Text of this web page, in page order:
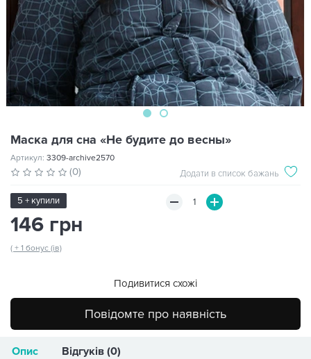
Маска для сна «Не будите до весны»
Артикул: 3309-archive2570
(0) Додати в список бажань
5 + купили
146 грн
( + 1 бонус (ів)
Подивитися схожі
Повідомте про наявність
Опис Відгуків (0)